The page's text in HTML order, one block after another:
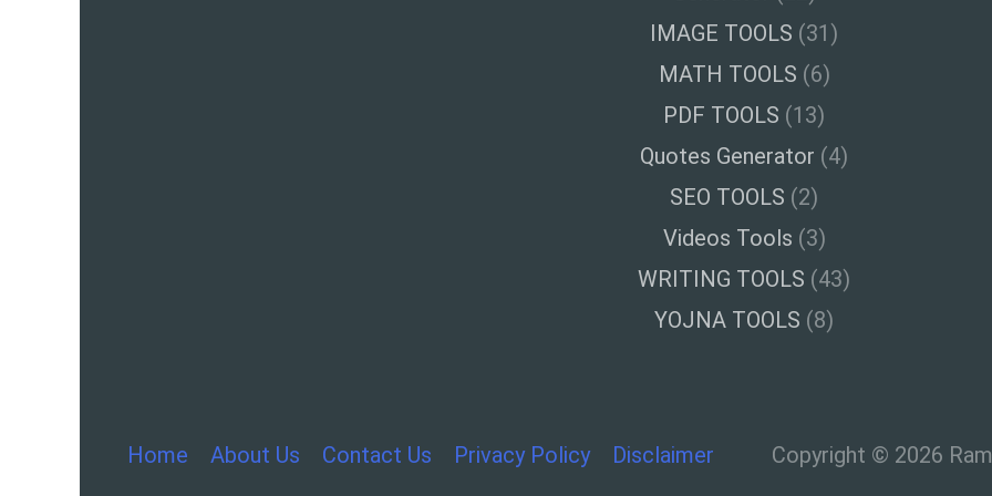
IMAGE TOOLS (31)
MATH TOOLS (6)
PDF TOOLS (13)
Quotes Generator (4)
SEO TOOLS (2)
Videos Tools (3)
WRITING TOOLS (43)
YOJNA TOOLS (8)
Home About Us Contact Us Privacy Policy Disclaimer Copyright © 2026